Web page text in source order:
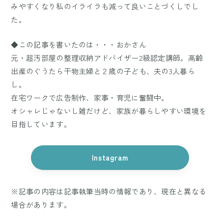
みやすくなり私のイライラも減って良いことづくしでし
た。
◆この記事を書いたのは・・・おかさん
元・超汚部屋の整理収納アドバイザー2級認定講師。高齢
出産のぐうたら干物主婦と２歳の子ども、夫の3人暮ら
し。
在宅ワークで広告制作、家事・育児に奮闘中。
オシャレじゃないし雑だけど、家族が暮らしやすい環境を
目指しています。
Instagram
※記事の内容は記事執筆当時の情報であり、現在と異なる
場合があります。